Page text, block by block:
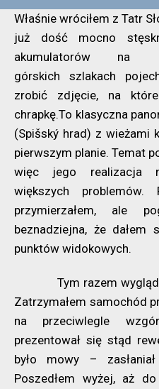
Właśnie wróciłem z Tatr
już dość mocno
akumulatorów na
górskich szlakach
zrobić zdjęcie, na
chrapkę.To klasyczna
(Spišský hrad) z wieżami
pierwszym planie. Temat
więc jego realizacja
większych
przymierzałem, ale
beznadziejna, że dałem
punktów widokowych.
Tym razem
Zatrzymałem samochód
na przeciwlegle
prezentował się stąd
było mowy –
Poszedłem wyżej, aż